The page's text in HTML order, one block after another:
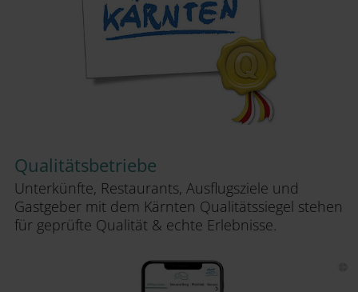
Qualitätsbetriebe
Unterkünfte, Restaurants, Ausflugsziele und
Gastgeber mit dem Kärnten Qualitätssiegel stehen
für geprüfte Qualität & echte Erlebnisse.